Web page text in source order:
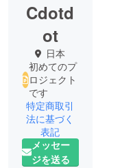
Cdotd
ot
日本
初めてのプ
ロジェクト
です
特定商取引
法に基づく
表記
メッセー
ジを送る